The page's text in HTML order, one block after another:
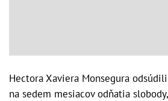
Hectora Xaviera Monsegura
na sedem mesiacov odňatia